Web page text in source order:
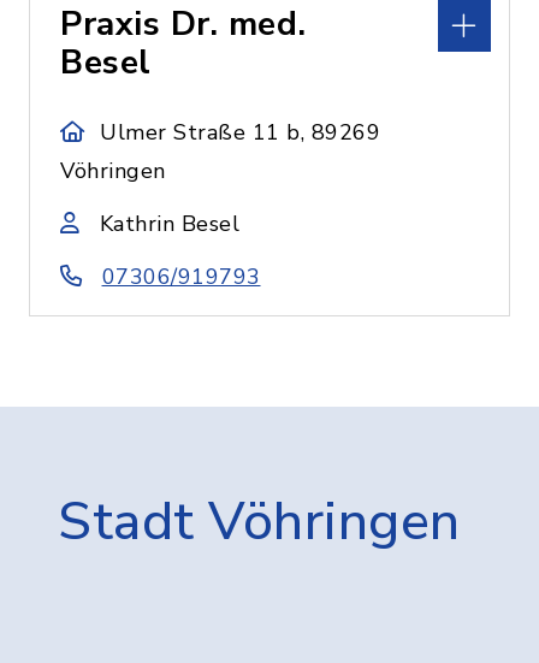
Praxis Dr. med.
Besel
Ulmer Straße 11 b, 89269
Vöhringen
Kathrin Besel
07306/919793
Stadt Vöhringen